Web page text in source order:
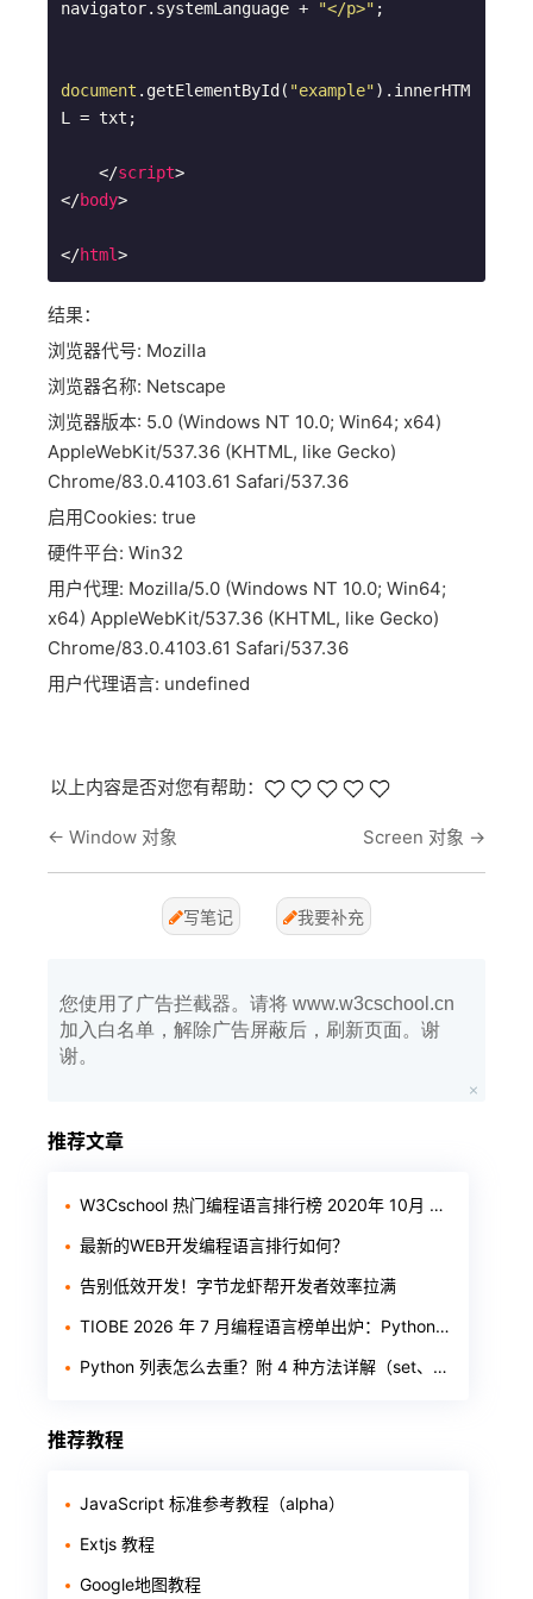
navigator.systemLanguage + "</p>" ;
document .getElementById( "example").innerHTM
L = txt;
</script>
</body>
</html>
结果：
浏览器代号: Mozilla
浏览器名称: Netscape
浏览器版本: 5.0 (Windows NT 10.0; Win64; x64)
AppleWebKit/537.36 (KHTML, like Gecko)
Chrome/83.0.4103.61 Safari/537.36
启用Cookies: true
硬件平台: Win32
用户代理: Mozilla/5.0 (Windows NT 10.0; Win64;
x64) AppleWebKit/537.36 (KHTML, like Gecko)
Chrome/83.0.4103.61 Safari/537.36
用户代理语言: undefined
以上内容是否对您有帮助：
← Window 对象 Screen 对象 →
写笔记 我要补充
您使用了广告拦截器。请将 www.w3cschool.cn
加入白名单，解除广告屏蔽后，刷新页面。谢
谢。
推荐文章
W3Cschool 热门编程语言排行榜 2020年 10月 TOP10
最新的WEB开发编程语言排行如何？
告别低效开发！字节龙虾帮开发者效率拉满
TIOBE 2026 年 7 月编程语言榜单出炉：Python 稳居第一，Rust 首进前十
Python 列表怎么去重？附 4 种方法详解（set、推导式、循环、字典）
推荐教程
JavaScript 标准参考教程（alpha）
Extjs 教程
Google地图教程